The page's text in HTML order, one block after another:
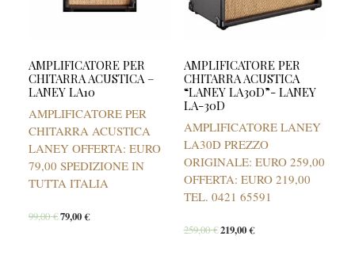
AMPLIFICATORE PER
CHITARRA ACUSTICA –
LANEY LA10
AMPLIFICATORE PER
CHITARRA ACUSTICA
LANEY OFFERTA: EURO
79,00 SPEDIZIONE IN
TUTTA ITALIA
99,00€79,00€
AMPLIFICATORE PER
CHITARRA ACUSTICA
“LANEY LA30D”- LANEY
LA-30D
AMPLIFICATORE LANEY
LA30D PREZZO
ORIGINALE: EURO 259,00
OFFERTA: EURO 219,00
TEL. 0421 65591
259,00€219,00€